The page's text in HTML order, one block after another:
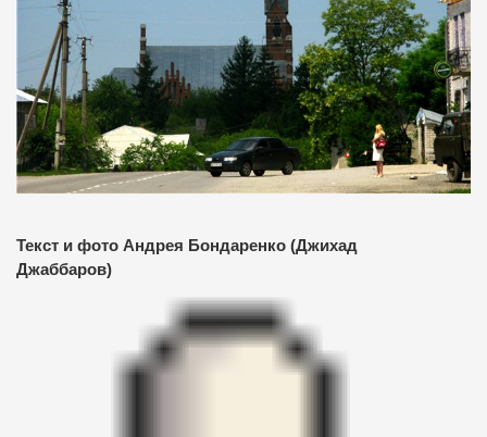
Текст и фото Андрея Бондаренко (Джихад
Джаббаров)